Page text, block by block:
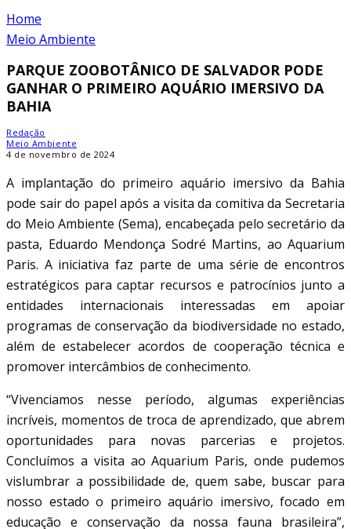
Home
Meio Ambiente
PARQUE ZOOBOTÂNICO DE SALVADOR PODE
GANHAR O PRIMEIRO AQUÁRIO IMERSIVO DA
BAHIA
Redação
Meio Ambiente
4 de novembro de 2024
A implantação do primeiro aquário imersivo da Bahia
pode sair do papel após a visita da comitiva da Secretaria
do Meio Ambiente (Sema), encabeçada pelo secretário da
pasta, Eduardo Mendonça Sodré Martins, ao Aquarium
Paris. A iniciativa faz parte de uma série de encontros
estratégicos para captar recursos e patrocínios junto a
entidades internacionais interessadas em apoiar
programas de conservação da biodiversidade no estado,
além de estabelecer acordos de cooperação técnica e
promover intercâmbios de conhecimento.
“Vivenciamos nesse período, algumas experiências
incríveis, momentos de troca de aprendizado, que abrem
oportunidades para novas parcerias e projetos.
Concluímos a visita ao Aquarium Paris, onde pudemos
vislumbrar a possibilidade de, quem sabe, buscar para
nosso estado o primeiro aquário imersivo, focado em
educação e conservação da nossa fauna brasileira”,